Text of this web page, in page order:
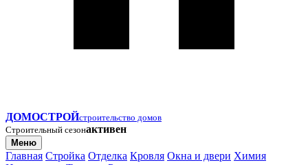
ДОМОСТРОЙстроительство домов
Строительный сезонактивен
Меню
Главная Стройка Отделка Кровля Окна и двери Химия